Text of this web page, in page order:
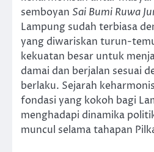
semboyan Sai Bumi Ruwa
Lampung sudah terbiasa
yang diwariskan turun-
kekuatan besar untuk
damai dan berjalan sesuai
berlaku. Sejarah
fondasi yang kokoh bagi
menghadapi dinamika
muncul selama tahapan